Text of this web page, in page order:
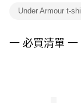
權轉讓予恩沛科技股
３．未成年的使用
「AFTEE先享後付
Under Armour t-
一 必買清單 一